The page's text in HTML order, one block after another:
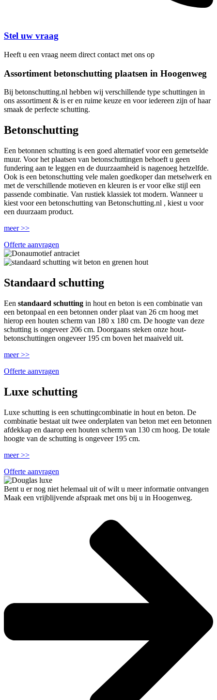
Stel uw vraag
Heeft u een vraag neem direct contact met ons op
Assortiment betonschutting plaatsen in Hoogenweg
Bij betonschutting.nl hebben wij verschillende type schuttingen in
ons assortiment & is er en ruime keuze en voor iedereen zijn of haar
smaak de perfecte schutting.
Betonschutting
Een betonnen schutting is een goed alternatief voor een gemetselde
muur. Voor het plaatsen van betonschuttingen behoeft u geen
fundering aan te leggen en de duurzaamheid is nagenoeg hetzelfde.
Ook is een betonschutting vele malen goedkoper dan metselwerk en
met de verschillende motieven en kleuren is er voor elke stijl een
passende combinatie. Van rustiek klassiek tot modern. Wanneer u
kiest voor een betonschutting van Betonschutting.nl , kiest u voor
een duurzaam product.
meer >>
Offerte aanvragen
Standaard schutting
Een standaard schutting in hout en beton is een combinatie van
een betonpaal en een betonnen onder plaat van 26 cm hoog met
hierop een houten scherm van 180 x 180 cm. De hoogte van deze
schutting is ongeveer 206 cm. Doorgaans steken onze hout-
betonschuttingen ongeveer 195 cm boven het maaiveld uit.
meer >>
Offerte aanvragen
Luxe schutting
Luxe schutting is een schuttingcombinatie in hout en beton. De
combinatie bestaat uit twee onderplaten van beton met een betonnen
afdekkap en daarop een houten scherm van 130 cm hoog. De totale
hoogte van de schutting is ongeveer 195 cm.
meer >>
Offerte aanvragen
Bent u er nog niet helemaal uit of wilt u meer informatie ontvangen
Maak een vrijblijvende afspraak met ons bij u in Hoogenweg.